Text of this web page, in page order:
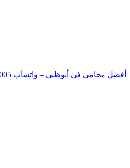
أفضل محامي في أبوظبي – واتسآب 00971555570005